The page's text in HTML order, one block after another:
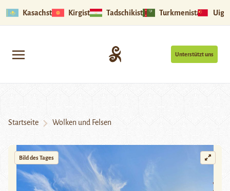
Kasachstan Kirgistan Tadschikistan Turkmenistan
Unterstützt uns
Startseite Wolken und Felsen
Bild des Tages